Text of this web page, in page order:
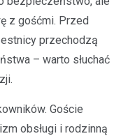
z gośćmi. Przed
przechodzą
– warto słuchać
Goście
obsługi i rodzinną